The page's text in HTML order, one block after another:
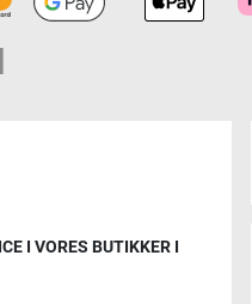
I VORES BUTIKKER I